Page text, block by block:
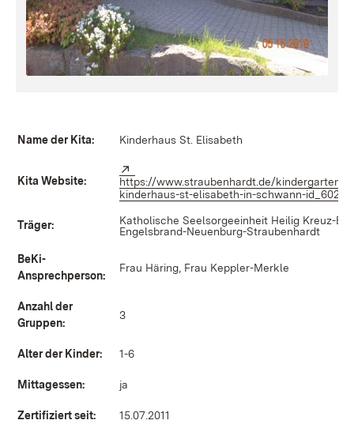
Name der Kita: Kinderhaus St. Elisabeth
Kita Website:
https://www.straubenhardt.de/kindergarten/
kinderhaus-st-elisabeth-in-schwann-id_602/
Träger:
Katholische Seelsorgeeinheit Heilig Kreuz-
Engelsbrand-Neuenburg-Straubenhardt
BeKi-
Ansprechperson:
Frau Häring, Frau Keppler-Merkle
Anzahl der
Gruppen:
3
Alter der Kinder: 1-6
Mittagessen: ja
Zertifiziert seit: 15.07.2011